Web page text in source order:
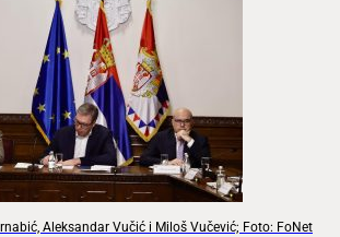
Aleksandar Vučić i Miloš Vučević; Foto: FoNet